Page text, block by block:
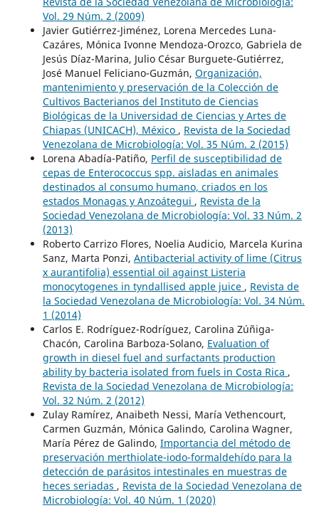
Vol. 29 Núm. 2 (2009)
Javier Gutiérrez-Jiménez, Lorena Mercedes Luna-
Cazáres, Mónica Ivonne Mendoza-Orozco, Gabriela de
Jesús Díaz-Marina, Julio César Burguete-Gutiérrez,
José Manuel Feliciano-Guzmán, Organización,
mantenimiento y preservación de la Colección de
Cultivos Bacterianos del Instituto de Ciencias
Biológicas de la Universidad de Ciencias y Artes de
Chiapas (UNICACH), México , Revista de la Sociedad
Venezolana de Microbiología: Vol. 35 Núm. 2 (2015)
Lorena Abadía-Patiño, Perfil de susceptibilidad de
cepas de Enterococcus spp. aisladas en animales
destinados al consumo humano, criados en los
estados Monagas y Anzoátegui , Revista de la
Sociedad Venezolana de Microbiología: Vol. 33 Núm. 2
(2013)
Roberto Carrizo Flores, Noelia Audicio, Marcela Kurina
Sanz, Marta Ponzi, Antibacterial activity of lime (Citrus
x aurantifolia) essential oil against Listeria
monocytogenes in tyndallised apple juice , Revista de
la Sociedad Venezolana de Microbiología: Vol. 34 Núm.
1 (2014)
Carlos E. Rodríguez-Rodríguez, Carolina Zúñiga-
Chacón, Carolina Barboza-Solano, Evaluation of
growth in diesel fuel and surfactants production
ability by bacteria isolated from fuels in Costa Rica ,
Revista de la Sociedad Venezolana de Microbiología:
Vol. 32 Núm. 2 (2012)
Zulay Ramírez, Anaibeth Nessi, María Vethencourt,
Carmen Guzmán, Mónica Galindo, Carolina Wagner,
María Pérez de Galindo, Importancia del método de
preservación merthiolate-iodo-formaldehído para la
detección de parásitos intestinales en muestras de
heces seriadas , Revista de la Sociedad Venezolana de
Microbiología: Vol. 40 Núm. 1 (2020)